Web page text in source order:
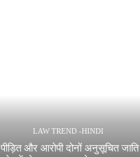
LAW TREND -HINDI
पीड़ित और आरोपी दोनों अनुसूचित जाति